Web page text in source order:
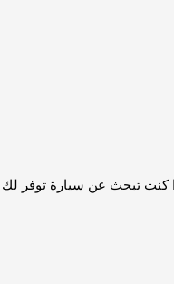
كنت تبحث عن سيارة توفر لك